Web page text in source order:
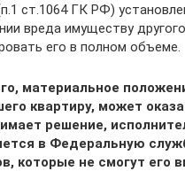
ст.1064 ГК РФ)
вреда имуществу
его в полном объеме.
материальное
квартиру, может
решение,
в Федеральную
которые не смогут его